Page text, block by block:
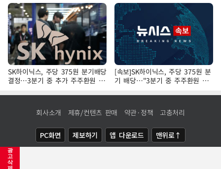
광
고
삭
SK하이닉스, 주당 375원 분기배당
결정…3분기 중 추가 주주환원 발
표
[속보]SK하이닉스, 주당 375원 분
기 배당…"3분기 중 주주환원 방
안 확정"
회사소개 제휴/컨텐츠 판매 약관·정책 고충처리
PC화면 제보하기 앱 다운로드 맨위로↑